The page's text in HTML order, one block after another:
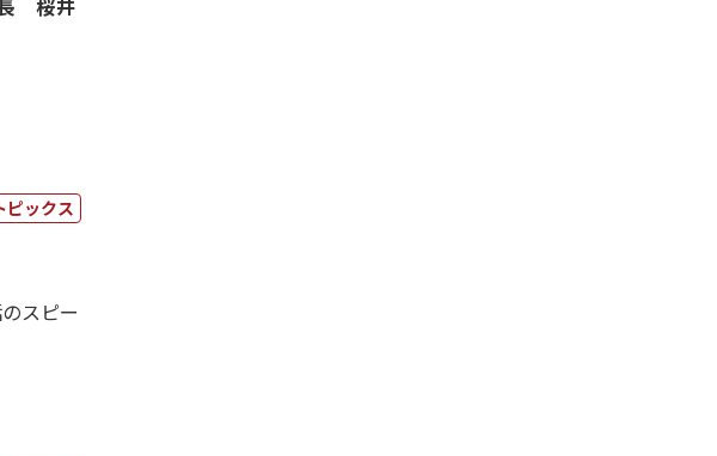
長 桜井
ピックス
スピー